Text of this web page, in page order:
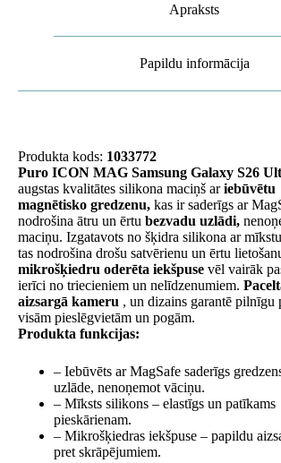
Apraksts
Papildu informācija
Produkta kods: 1033772
Puro ICON MAG Samsung Galaxy S26
augstas kvalitātes silikona maciņš ariebūvētu
magnētisko gredzenu, kas ir saderīgs ar
nodrošina ātru un ērtu bezvadu uzlādi,
maciņu. Izgatavots no šķidra silikona ar
tas nodrošina drošu satvērienu un ērtu
mikrošķiedru oderēta iekšpuse vēl vairāk
ierīci no triecieniem un nelīdzenumiem.
aizsargā kameru , un dizains garantē pilnīgu
visām pieslēgvietām un pogām.
Produkta funkcijas:
– Iebūvēts ar MagSafe saderīgs
uzlāde, nenoņemot vāciņu.
– Mīksts silikons – elastīgs un patīkams
pieskārienam.
– Mikrošķiedras iekšpuse – papildu
pret skrāpējumiem.